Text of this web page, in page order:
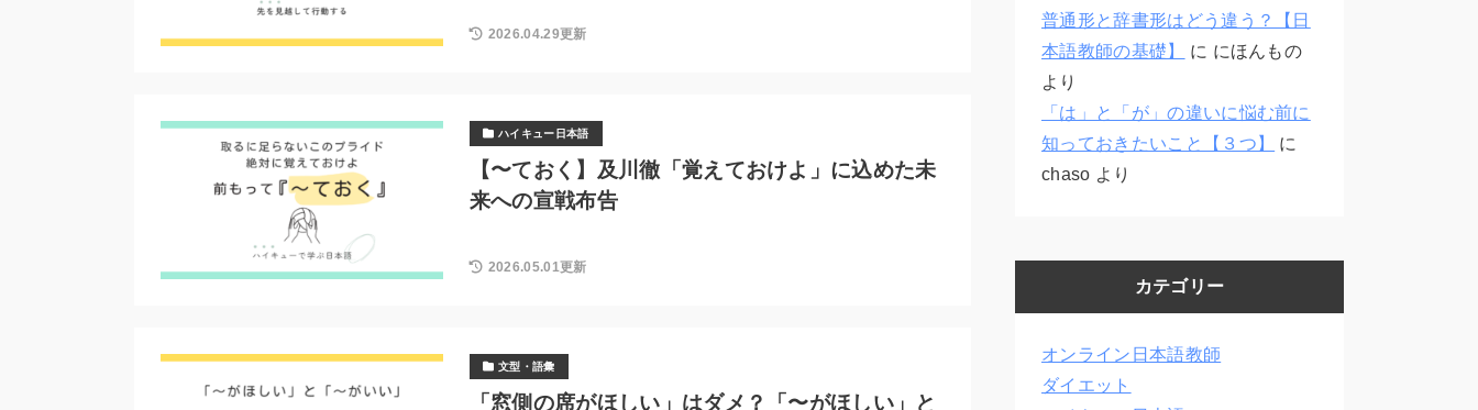
2026.04.29更新
ハイキュー日本語
【〜ておく】及川徹「覚えておけよ」に込めた未
来への宣戦布告
2026.05.01更新
文型・語彙
「窓側の席がほしい」はダメ？「〜がほしい」と
普通形と辞書形はどう違う？【日
本語教師の基礎】
に にほんもの
より
「は」と「が」の違いに悩む前に
知っておきたいこと【３つ】
に
chaso より
カテゴリー
オンライン日本語教師
ダイエット